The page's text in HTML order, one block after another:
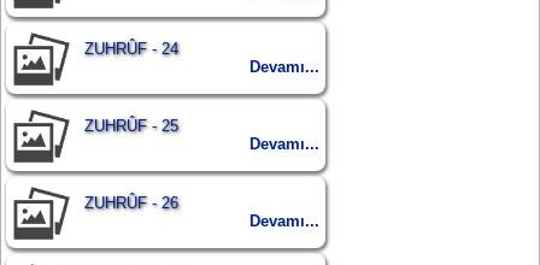
ZUHRÛF - 24
Devamı...
ZUHRÛF - 25
Devamı...
ZUHRÛF - 26
Devamı...